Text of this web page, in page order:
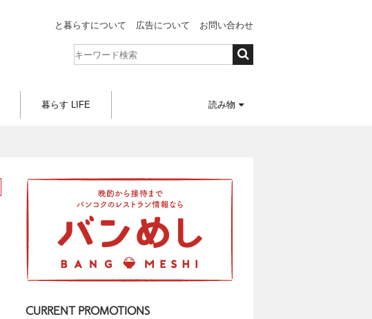
と暮らすについて 広告について お問い合わせ
暮らす LIFE 読み物
CURRENT PROMOTIONS